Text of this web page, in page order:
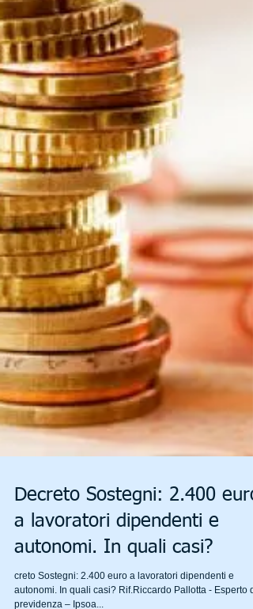
Decreto Sostegni: 2.400 euro
a lavoratori dipendenti e
autonomi. In quali casi?
creto Sostegni: 2.400 euro a lavoratori dipendenti e